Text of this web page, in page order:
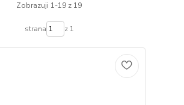
Zobrazuji 1-19 z 19
strana z 1